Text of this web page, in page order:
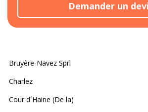
Demander un
Bruyère-Navez Sprl
Charlez
Cour d´Haine (De la)